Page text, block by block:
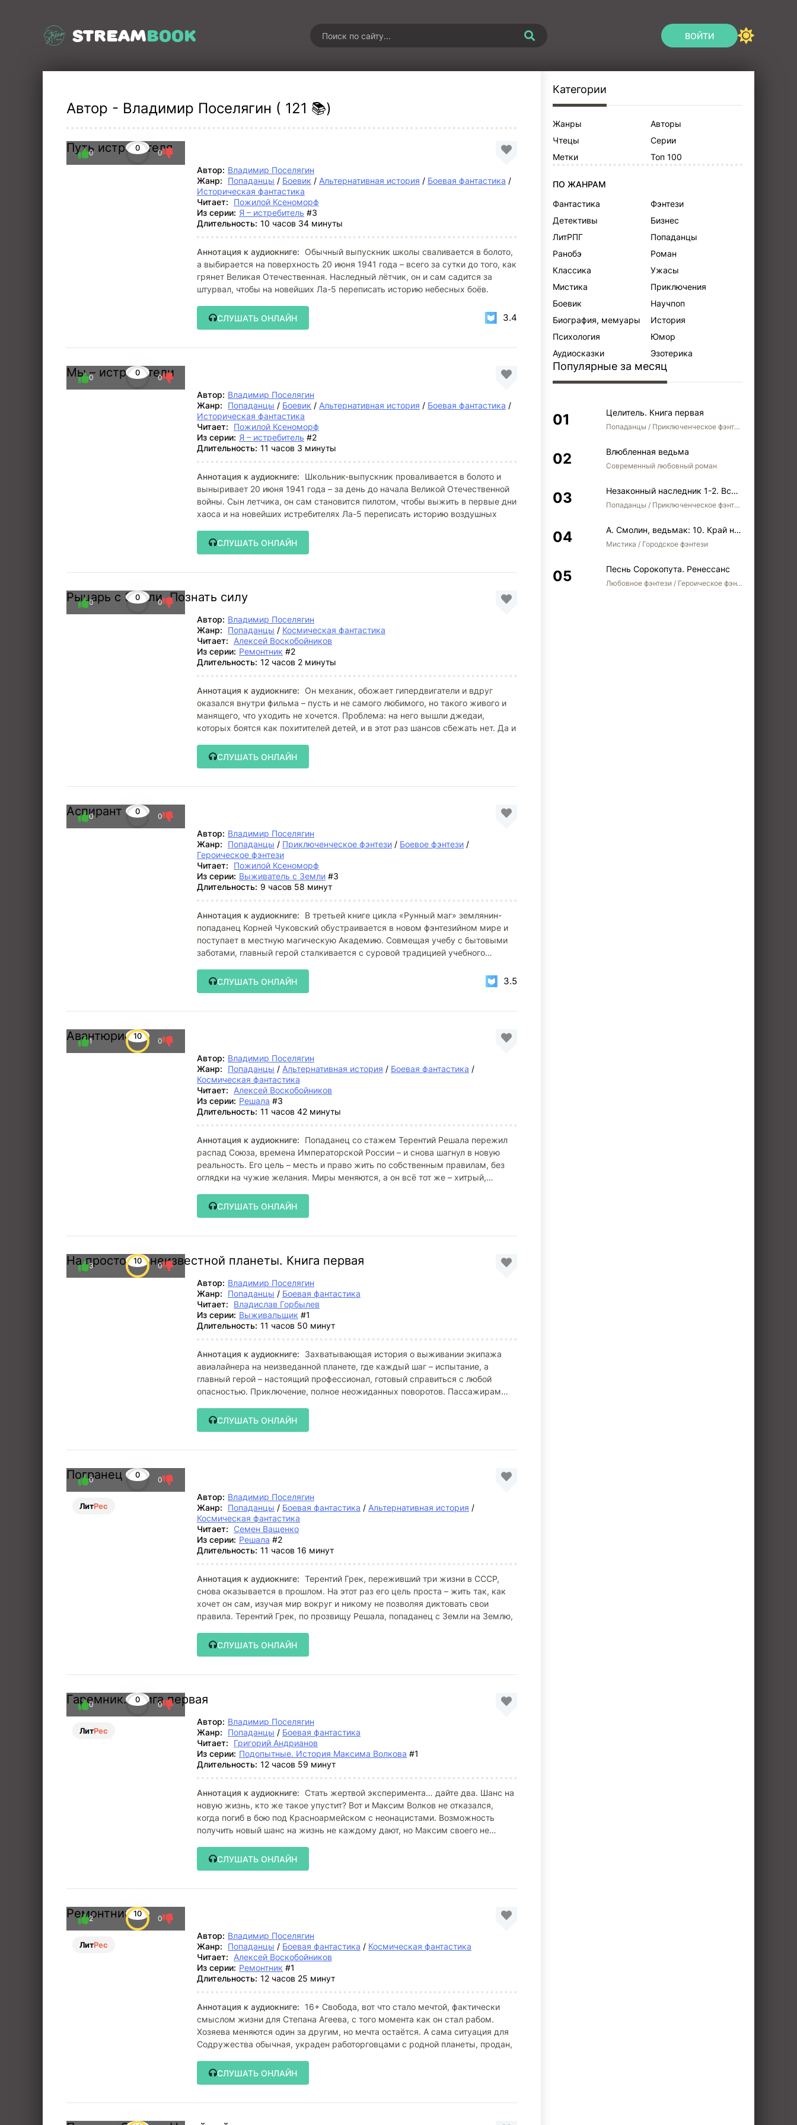
STREAMBOOK ВОЙТИ
Автор - Владимир Поселягин ( 121 📚)
Путь истребителя
0
0 0
Автор: Владимир Поселягин
Жанр:
Попаданцы / Боевик / Альтернативная история / Боевая фантастика /
Историческая фантастика
Читает:
Пожилой Ксеноморф
Из серии: Я – истребитель #3
Длительность: 10 часов 34 минуты
Аннотация к аудиокниге: Обычный выпускник школы сваливается в болото,
а выбирается на поверхность 20 июня 1941 года – всего за сутки до того, как
грянет Великая Отечественная. Наследный лётчик, он и сам садится за
штурвал, чтобы на новейших Ла-5 переписать историю небесных боёв.
СЛУШАТЬ ОНЛАЙН 3.4
Мы – истребители
0
0 0
Автор: Владимир Поселягин
Жанр:
Попаданцы / Боевик / Альтернативная история / Боевая фантастика /
Историческая фантастика
Читает:
Пожилой Ксеноморф
Из серии: Я – истребитель #2
Длительность: 11 часов 3 минуты
Аннотация к аудиокниге:
Школьник-выпускник проваливается в болото и
выныривает 20 июня 1941 года – за день до начала Великой Отечественной
войны. Сын летчика, он сам становится пилотом, чтобы выжить в первые дни
хаоса и на новейших истребителях Ла-5 переписать историю воздушных
СЛУШАТЬ ОНЛАЙН
Рыцарь с Земли. Познать силу
0
0 0
Автор: Владимир Поселягин
Жанр:
Попаданцы / Космическая фантастика
Читает:
Алексей Воскобойников
Из серии: Ремонтник #2
Длительность: 12 часов 2 минуты
Аннотация к аудиокниге: Он механик, обожает гипердвигатели и вдруг
оказался внутри фильма – пусть и не самого любимого, но такого живого и
манящего, что уходить не хочется. Проблема: на него вышли джедаи,
которых боятся как похитителей детей, и в этот раз шансов сбежать нет. Да и
СЛУШАТЬ ОНЛАЙН
Аспирант 0
0 0
Автор: Владимир Поселягин
Жанр:
Попаданцы / Приключенческое фэнтези / Боевое фэнтези /
Героическое фэнтези
Читает:
Пожилой Ксеноморф
Из серии: Выживатель с Земли #3
Длительность: 9 часов 58 минут
Аннотация к аудиокниге:
В третьей книге цикла «Рунный маг» землянин-
попаданец Корней Чуковский обустраивается в новом фэнтезийном мире и
поступает в местную магическую Академию. Совмещая учебу с бытовыми
заботами, главный герой сталкивается с суровой традицией учебного
СЛУШАТЬ ОНЛАЙН
3.5
Авантюрист10
1 0
Автор: Владимир Поселягин
Жанр:
Попаданцы / Альтернативная история / Боевая фантастика /
Космическая фантастика
Читает:
Алексей Воскобойников
Из серии: Решала #3
Длительность: 11 часов 42 минуты
Аннотация к аудиокниге:
Попаданец со стажем Терентий Решала пережил
распад Союза, времена Императорской России – и снова шагнул в новую
реальность. Его цель – месть и право жить по собственным правилам, без
оглядки на чужие желания. Миры меняются, а он всё тот же – хитрый,
СЛУШАТЬ ОНЛАЙН
На просторах неизвестной планеты. Книга первая
10
3 0
Автор: Владимир Поселягин
Жанр:
Попаданцы / Боевая фантастика
Читает:
Владислав Горбылев
Из серии: Выживальщик #1
Длительность: 11 часов 50 минут
Аннотация к аудиокниге:
Захватывающая история о выживании экипажа
авиалайнера на неизведанной планете, где каждый шаг – испытание, а
главный герой – настоящий профессионал, готовый справиться с любой
опасностью. Приключение, полное неожиданных поворотов. Пассажирам
СЛУШАТЬ ОНЛАЙН
Погранец
ЛитРес
0
0 0
Автор: Владимир Поселягин
Жанр:
Попаданцы / Боевая фантастика / Альтернативная история /
Космическая фантастика
Читает: Семен Ващенко
Из серии: Решала #2
Длительность: 11 часов 16 минут
Аннотация к аудиокниге: Терентий Грек, переживший три жизни в СССР,
снова оказывается в прошлом. На этот раз его цель проста – жить так, как
хочет он сам, изучая мир вокруг и никому не позволяя диктовать свои
правила. Терентий Грек, по прозвищу Решала, попаданец с Земли на Землю,
СЛУШАТЬ ОНЛАЙН
Гаремник. Книга первая
ЛитРес
0
0 0
Автор: Владимир Поселягин
Жанр:
Попаданцы / Боевая фантастика
Читает:
Григорий Андрианов
Из серии: Подопытные. История Максима Волкова #1
Длительность: 12 часов 59 минут
Аннотация к аудиокниге: Стать жертвой эксперимента… дайте два. Шанс на
новую жизнь, кто же такое упустит? Вот и Максим Волков не отказался,
когда погиб в бою под Красноармейском с неонацистами. Возможность
получить новый шанс на жизнь не каждому дают, но Максим своего не
СЛУШАТЬ ОНЛАЙН
Ремонтник
ЛитРес
10
2 0
Автор: Владимир Поселягин
Жанр:
Попаданцы / Боевая фантастика / Космическая фантастика
Читает:
Алексей Воскобойников
Из серии: Ремонтник #1
Длительность: 12 часов 25 минут
Аннотация к аудиокниге:
16+ Свобода, вот что стало мечтой, фактически
смыслом жизни для Степана Агеева, с того момента как он стал рабом.
Хозяева меняются один за другим, но мечта остаётся. А сама ситуация для
Содружества обычная, украден работорговцами с родной планеты, продан,
СЛУШАТЬ ОНЛАЙН
Категории
Жанры
Авторы
Чтецы
Серии
Метки
Топ 100
ПО ЖАНРАМ
Фантастика
Фэнтези
Детективы
Бизнес
ЛитРПГ
Попаданцы
Ранобэ
Роман
Классика
Ужасы
Мистика
Приключения
Боевик
Научпоп
Биография, мемуары
История
Психология
Юмор
Аудиосказки
Эзотерика
Популярные за месяц
Целитель. Книга первая
Попаданцы / Приключенческое фэнтези / Боевое фэнтези
Влюбленная ведьма
Современный любовный роман
Незаконный наследник 1-2. Вспомнить, кем был. Стать собой. Остаться собой
Попаданцы / Приключенческое фэнтези / Боевое фэнтези / Юмористическое фэнтези
А. Смолин, ведьмак: 10. Край неба
Мистика / Городское фэнтези
Песнь Сорокопута. Ренессанс
Любовное фэнтези / Героическое фэнтези